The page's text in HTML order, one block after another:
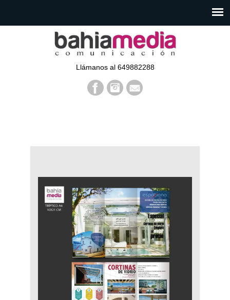
Llámanos al 649882288